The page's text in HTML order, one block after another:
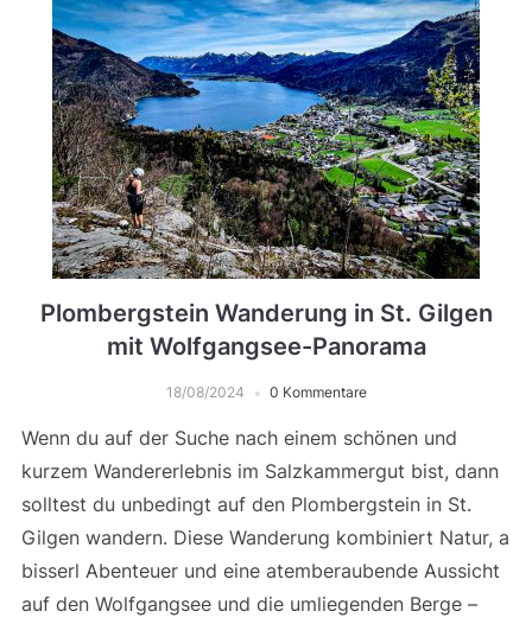
Plombergstein Wanderung in St. Gilgen
mit Wolfgangsee-Panorama
18/08/2024 0 Kommentare
Wenn du auf der Suche nach einem schönen und
kurzem Wandererlebnis im Salzkammergut bist, dann
solltest du unbedingt auf den Plombergstein in St.
Gilgen wandern. Diese Wanderung kombiniert Natur, a
bisserl Abenteuer und eine atemberaubende Aussicht
auf den Wolfgangsee und die umliegenden Berge –